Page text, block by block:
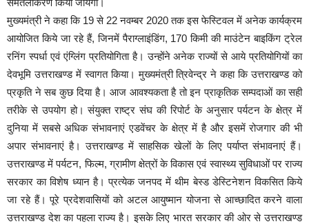
समतलीकरण किया जायेगा।
मुख्यमंत्री ने कहा कि 19 से 22 नवम्बर 2020 तक इस फेस्टिवल में अनेक कार्यक्रम
आयोजित किये जा रहे हैं, जिनमें पैराग्लाइंडिंग, 170 किमी की माउंटेन बाइकिंग ट्रेल
रनिंग स्पर्धा एवं एंग्लिंग प्रतियोगिता है। उन्होंने अनेक राज्यों से आये प्रतियोगियों का
देवभूमि उत्तराखण्ड में स्वागत किया। मुख्यमंत्री त्रिवेन्द्र ने कहा कि उत्तराखण्ड को
प्रकृति ने सब कुछ दिया है। आज आवश्यकता है तो इन प्राकृतिक सम्पदाओं का सही
तरीके से उपयोग हो। संयुक्त राष्ट्र संघ की रिपोर्ट के अनुसार पर्यटन के क्षेत्र में
दुनिया में सबसे अधिक संभावनाएं एडवेंचर के क्षेत्र में है और इसमें रोजगार की भी
अपार संभावनाएं है। उत्तराखण्ड में साहसिक खेलों के लिए पर्याप्त संभावनाएं हैं।
उत्तराखण्ड में पर्यटन, फिल्म, ग्रामीण क्षेत्रों के विकास एवं स्वास्थ्य सुविधाओं पर राज्य
सरकार का विशेष ध्यान है। प्रत्येक जनपद में थीम बेस्ड डेस्टिनेशन विकसित किये
जा रहे हैं। पूरे प्रदेशवासियों को अटल आयुष्मान योजना से आच्छादित करने वाला
उत्तराखण्ड देश का पहला राज्य है। इसके लिए भारत सरकार की ओर से उत्तराखण्ड